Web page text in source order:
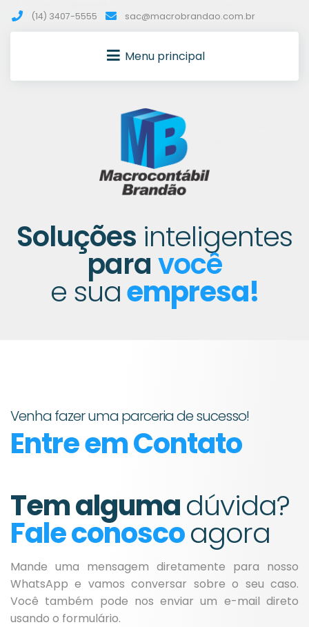
(14) 3407-5555 sac@macrobrandao.com.br
Menu principal
Soluções inteligentes
paravocê
e suaempresa!
Venha fazer uma parceria de sucesso!
Entre em Contato
Tem algumadúvida?
Fale conoscoagora
Mande uma mensagem diretamente para nosso
WhatsApp e vamos conversar sobre o seu caso.
Você também pode nos enviar um e-mail direto
usando o formulário.